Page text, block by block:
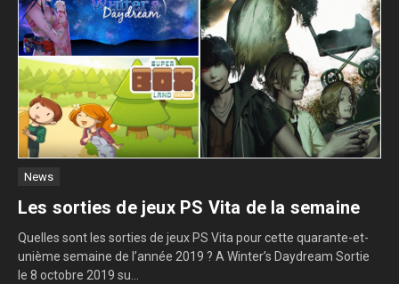
News
Les sorties de jeux PS Vita de la semaine
Quelles sont les sorties de jeux PS Vita pour cette quarante-et-
unième semaine de l’année 2019 ? A Winter’s Daydream Sortie
le 8 octobre 2019 su...